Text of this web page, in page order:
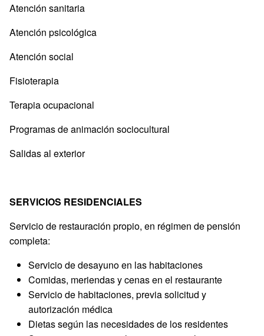
Atención sanitaria
Atención psicológica
Atención social
Fisioterapia
Terapia ocupacional
Programas de animación sociocultural
Salidas al exterior
SERVICIOS RESIDENCIALES
Servicio de restauración propio, en régimen de pensión
completa:
Servicio de desayuno en las habitaciones
Comidas, meriendas y cenas en el restaurante
Servicio de habitaciones, previa solicitud y
autorización médica
Dietas según las necesidades de los residentes